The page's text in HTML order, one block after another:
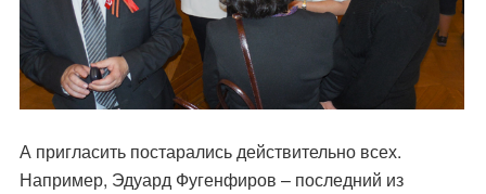
А пригласить постарались действительно всех.
Например, Эдуард Фугенфиров – последний из